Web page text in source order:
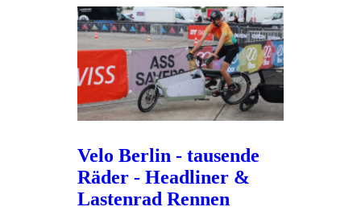
Velo Berlin - tausende
Räder - Headliner &
Lastenrad Rennen